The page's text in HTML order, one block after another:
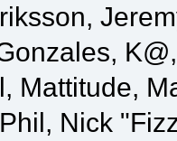
Mattitude,
Nick